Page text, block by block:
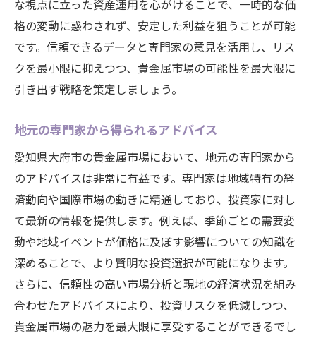
な視点に立った資産運用を心がけることで、一時的な価
格の変動に惑わされず、安定した利益を狙うことが可能
です。信頼できるデータと専門家の意見を活用し、リス
クを最小限に抑えつつ、貴金属市場の可能性を最大限に
引き出す戦略を策定しましょう。
地元の専門家から得られるアドバイス
愛知県大府市の貴金属市場において、地元の専門家から
のアドバイスは非常に有益です。専門家は地域特有の経
済動向や国際市場の動きに精通しており、投資家に対し
て最新の情報を提供します。例えば、季節ごとの需要変
動や地域イベントが価格に及ぼす影響についての知識を
深めることで、より賢明な投資選択が可能になります。
さらに、信頼性の高い市場分析と現地の経済状況を組み
合わせたアドバイスにより、投資リスクを低減しつつ、
貴金属市場の魅力を最大限に享受することができるでし